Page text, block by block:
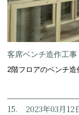
客席ベンチ造作工事
2階フロアのベンチ造
15. 2023年03月12